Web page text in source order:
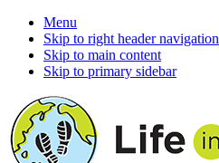
Menu
Skip to right header navigation
Skip to main content
Skip to primary sidebar